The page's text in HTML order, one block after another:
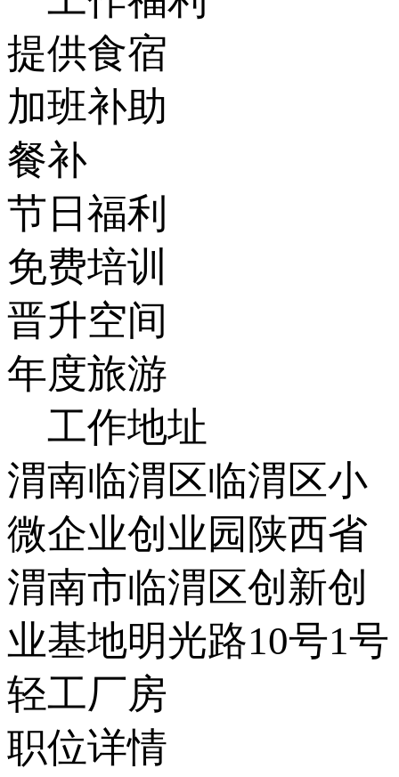
提供食宿
加班补助
餐补
节日福利
免费培训
晋升空间
年度旅游
工作地址
渭南临渭区临渭区小
微企业创业园陕西省
渭南市临渭区创新创
业基地明光路10号1号
轻工厂房
职位详情